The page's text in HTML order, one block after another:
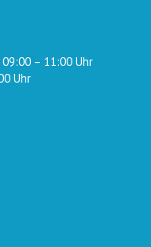
– 11:00 Uhr
Uhr